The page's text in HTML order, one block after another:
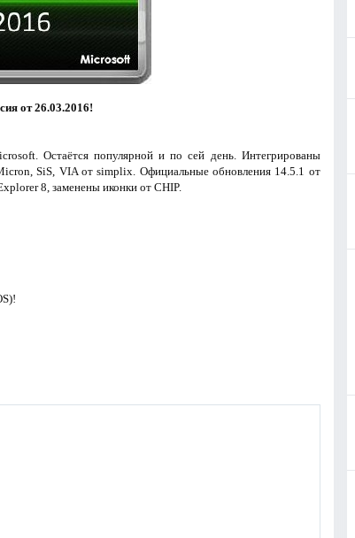
от 26.03.2016!
Остаётся популярной и по сей день. Интегрированы
SiS, VIA от simplix. Официальные обновления 14.5.1 от
8, заменены иконки от CHIP.